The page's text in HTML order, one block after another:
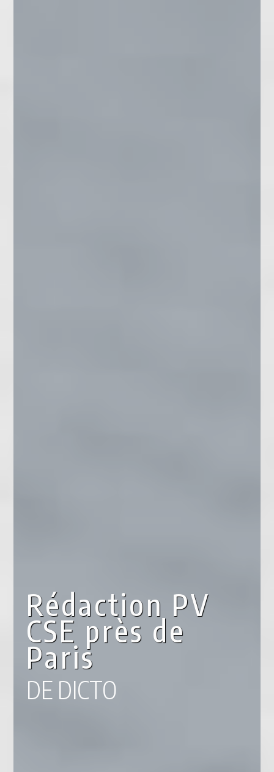
Rédaction PV
CSE près de
Paris
DE DICTO